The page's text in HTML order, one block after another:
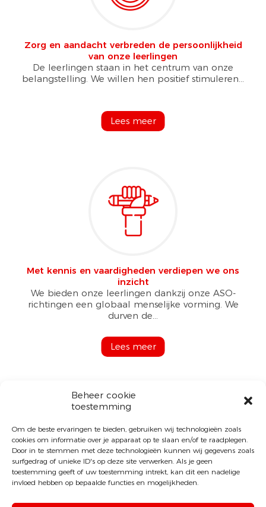
Beheer cookie
toestemming
Om de beste ervaringen te bieden, gebruiken wij technologieën zoals
cookies om informatie over je apparaat op te slaan en/of te raadplegen.
Door in te stemmen met deze technologieën kunnen wij gegevens zoals
surfgedrag of unieke ID's op deze site verwerken. Als je geen
toestemming geeft of uw toestemming intrekt, kan dit een nadelige
invloed hebben op bepaalde functies en mogelijkheden.
Zorg en aandacht verbreden de persoonlijkheid
van onze leerlingen
De leerlingen staan in het centrum van onze
belangstelling. We willen hen positief stimuleren...
Lees meer
Met kennis en vaardigheden verdiepen we ons
inzicht
We bieden onze leerlingen dankzij onze ASO-
richtingen een globaal menselijke vorming. We
durven de...
Lees meer